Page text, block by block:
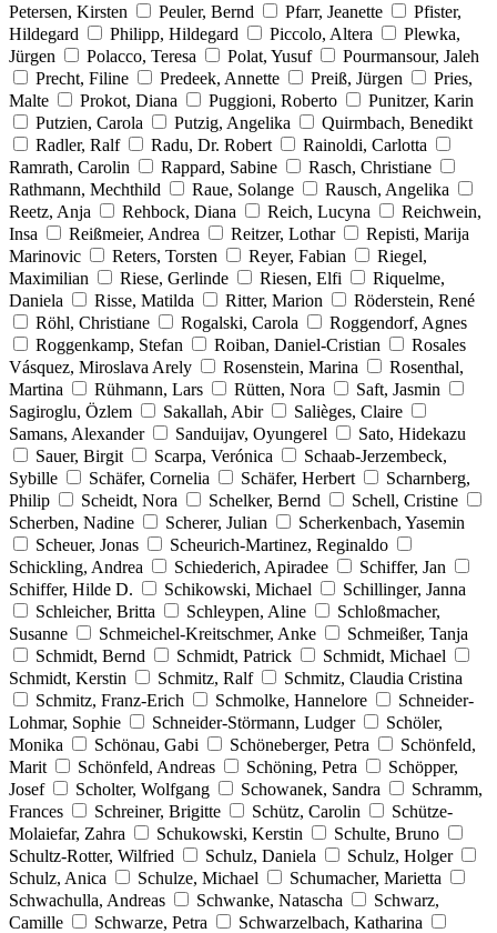
Petersen, Kirsten
Peuler, Bernd Pfarr, Jeanette
Pfister,
Hildegard
Philipp, Hildegard Piccolo, Altera
Plewka,
Jürgen
Polacco, Teresa Polat, Yusuf
Pourmansour, Jaleh
Precht, Filine
Predeek, Annette Preiß, Jürgen
Pries,
Malte
Prokot, Diana Puggioni, Roberto
Punitzer, Karin
Putzien, Carola
Putzig, Angelika
Quirmbach, Benedikt
Radler, Ralf
Radu, Dr. Robert
Rainoldi, Carlotta
Ramrath, Carolin
Rappard, Sabine
Rasch, Christiane
Rathmann, Mechthild
Raue, Solange
Rausch, Angelika
Reetz, Anja
Rehbock, Diana Reich, Lucyna
Reichwein,
Insa
Reißmeier, Andrea Reitzer, Lothar
Repisti, Marija
Marinovic
Reters, Torsten Reyer, Fabian
Riegel,
Maximilian
Riese, Gerlinde Riesen, Elfi
Riquelme,
Daniela
Risse, Matilda Ritter, Marion
Röderstein, René
Röhl, Christiane
Rogalski, Carola
Roggendorf, Agnes
Roggenkamp, Stefan
Roiban, Daniel-Cristian
Rosales
Vásquez, Miroslava Arely
Rosenstein, Marina
Rosenthal,
Martina
Rühmann, Lars Rütten, Nora
Saft, Jasmin
Sagiroglu, Özlem
Sakallah, Abir
Salièges, Claire
Samans, Alexander
Sanduijav, Oyungerel
Sato, Hidekazu
Sauer, Birgit
Scarpa, Verónica
Schaab-Jerzembeck,
Sybille
Schäfer, Cornelia Schäfer, Herbert
Scharnberg,
Philip
Scheidt, Nora Schelker, Bernd
Schell, Cristine
Scherben, Nadine
Scherer, Julian
Scherkenbach, Yasemin
Scheuer, Jonas
Scheurich-Martinez, Reginaldo
Schickling, Andrea
Schiederich, Apiradee
Schiffer, Jan
Schiffer, Hilde D.
Schikowski, Michael
Schillinger, Janna
Schleicher, Britta
Schleypen, Aline
Schloßmacher,
Susanne
Schmeichel-Kreitschmer, Anke
Schmeißer, Tanja
Schmidt, Bernd
Schmidt, Patrick
Schmidt, Michael
Schmidt, Kerstin
Schmitz, Ralf
Schmitz, Claudia Cristina
Schmitz, Franz-Erich
Schmolke, Hannelore
Schneider-
Lohmar, Sophie
Schneider-Störmann, Ludger
Schöler,
Monika
Schönau, Gabi Schöneberger, Petra
Schönfeld,
Marit
Schönfeld, Andreas Schöning, Petra
Schöpper,
Josef
Scholter, Wolfgang Schowanek, Sandra
Schramm,
Frances
Schreiner, Brigitte Schütz, Carolin
Schütze-
Molaiefar, Zahra
Schukowski, Kerstin
Schulte, Bruno
Schultz-Rotter, Wilfried
Schulz, Daniela
Schulz, Holger
Schulz, Anica
Schulze, Michael
Schumacher, Marietta
Schwachulla, Andreas
Schwanke, Natascha
Schwarz,
Camille
Schwarze, Petra
Schwarzelbach, Katharina